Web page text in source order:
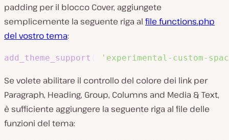
padding per il blocco Cover, aggiungete
semplicemente la seguente riga al file functions.php
del vostro tema:
add_theme_support 'experimental-custom-
Se volete abilitare il controllo del colore dei link per
Paragraph, Heading, Group, Columns and Media & Text,
è sufficiente aggiungere la seguente riga al file delle
funzioni del tema: